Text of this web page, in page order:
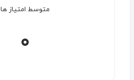
متوسط امتیاز ها
۰